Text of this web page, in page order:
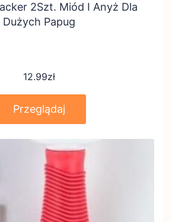
2Szt. Miód I Anyż Dla
Dużych Papug
12.99zł
Przeglądaj